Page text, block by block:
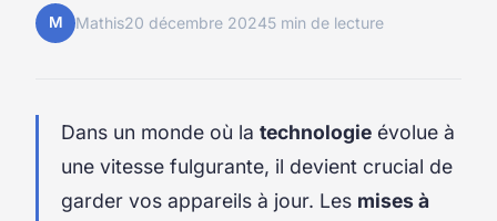
M Mathis20 décembre 20245 min de lecture
Dans un monde où la technologie évolue à
une vitesse fulgurante, il devient crucial de
garder vos appareils à jour. Les mises à